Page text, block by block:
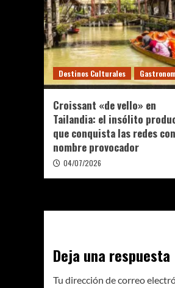
Destinos Culturales
Croissant «de vello» en
Tailandia: el insólito
que conquista las redes
nombre provocador
04/07/2026
Deja una respuesta
Tu dirección de correo